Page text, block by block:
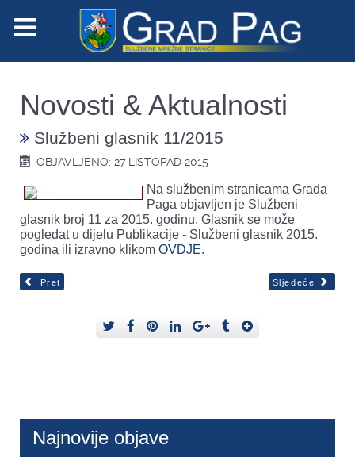
Novosti & Aktualnosti
Službeni glasnik 11/2015
OBJAVLJENO: 27 LISTOPAD 2015
Na službenim stranicama Grada
Paga objavljen je Službeni
glasnik broj 11 za 2015. godinu. Glasnik se može
pogledat u dijelu Publikacije - Službeni glasnik 2015.
godina ili izravno klikom OVDJE.
Pret Sljedeće
Najnovije objave